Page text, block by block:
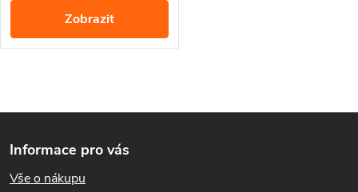
Zobrazit
l
áInformace pro vás
Vše o nákupu